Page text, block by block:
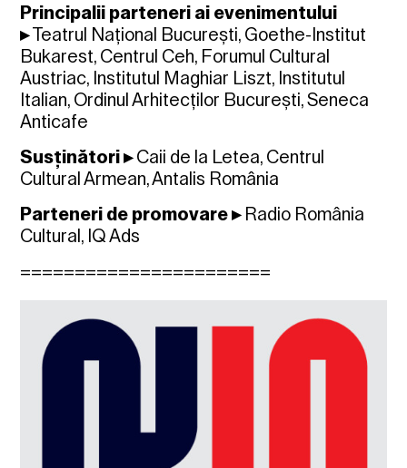
Principalii parteneri ai evenimentului
▸Teatrul Național București, Goethe-Institut
Bukarest, Centrul Ceh, Forumul Cultural
Austriac, Institutul Maghiar Liszt, Institutul
Italian, Ordinul Arhitecților București, Seneca
Anticafe
Susținători▸Caii de la Letea, Centrul
Cultural Armean, Antalis România
Parteneri de promovare▸Radio România
Cultural, IQ Ads
=======================